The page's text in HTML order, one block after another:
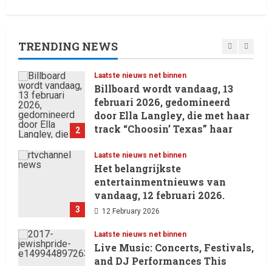
TRENDING NEWS
1
2
Laatste nieuws net binnen
Billboard wordt vandaag, 13
februari 2026, gedomineerd
door Ella Langley, die met haar
track “Choosin’ Texas” haar
Hot 100 heeft behaald.
13 February 2026
3
Laatste nieuws net binnen
Het belangrijkste
entertainmentnieuws van
vandaag, 12 februari 2026.
12 February 2026
Laatste nieuws net binnen
Live Music: Concerts, Festivals,
and DJ Performances This